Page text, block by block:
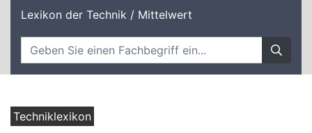
Lexikon der Technik / Mittelwert
Techniklexikon